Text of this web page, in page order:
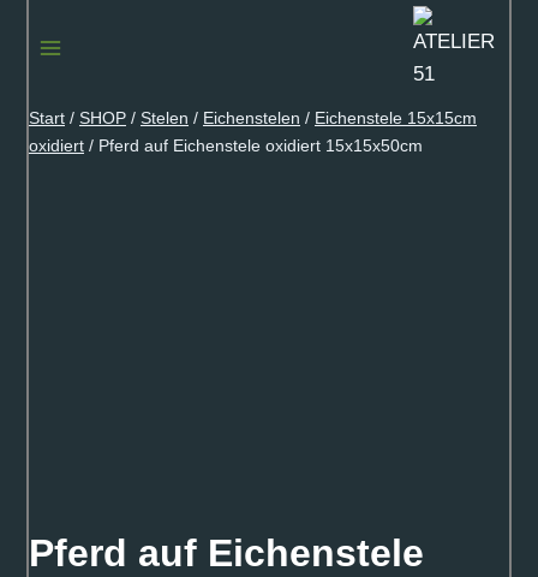
Inhalt
Start / SHOP / Stelen / Eichenstelen / Eichenstele 15x15cm
oxidiert / Pferd auf Eichenstele oxidiert 15x15x50cm
Pferd auf Eichenstele